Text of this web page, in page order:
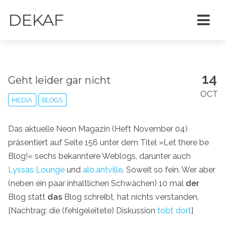
DEKAF
14
OCT
Geht leider gar nicht
MEDIA BLOGS
Das aktuelle Neon Magazin (Heft November 04)
präsentiert auf Seite 156 unter dem Titel »Let there be
Blog!« sechs bekanntere Weblogs, darunter auch
Lyssas Lounge und alo.antville. Soweit so fein. Wer aber
(neben ein paar inhaltlichen Schwächen) 10 mal der
Blog statt das Blog schreibt, hat nichts verstanden.
[Nachtrag: die (fehlgeleitete) Diskussion tobt dort]